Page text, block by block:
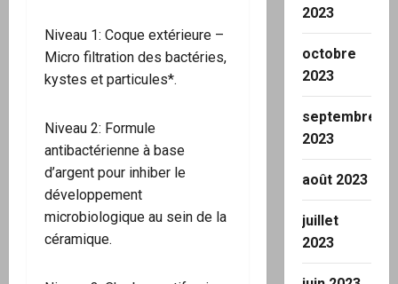
Niveau 1: Coque extérieure –
Micro filtration des bactéries,
kystes et particules*.
Niveau 2: Formule
antibactérienne à base
d’argent pour inhiber le
développement
microbiologique au sein de la
céramique.
2023
octobre
2023
septembre
2023
août 2023
juillet
2023